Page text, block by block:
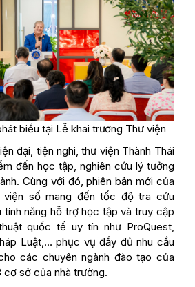
biểu tại Lễ khai trương Thư viện
đại, tiện nghi, thư viện Thành Thái
đến học tập, nghiên cứu lý tưởng
Cùng với đó, phiên bản mới của
viện số mang đến tốc độ tra cứu
tính năng hỗ trợ học tập và truy cập
quốc tế uy tín như ProQuest,
Luật,… phục vụ đầy đủ nhu cầu
các chuyên ngành đào tạo của
sở của nhà trường.